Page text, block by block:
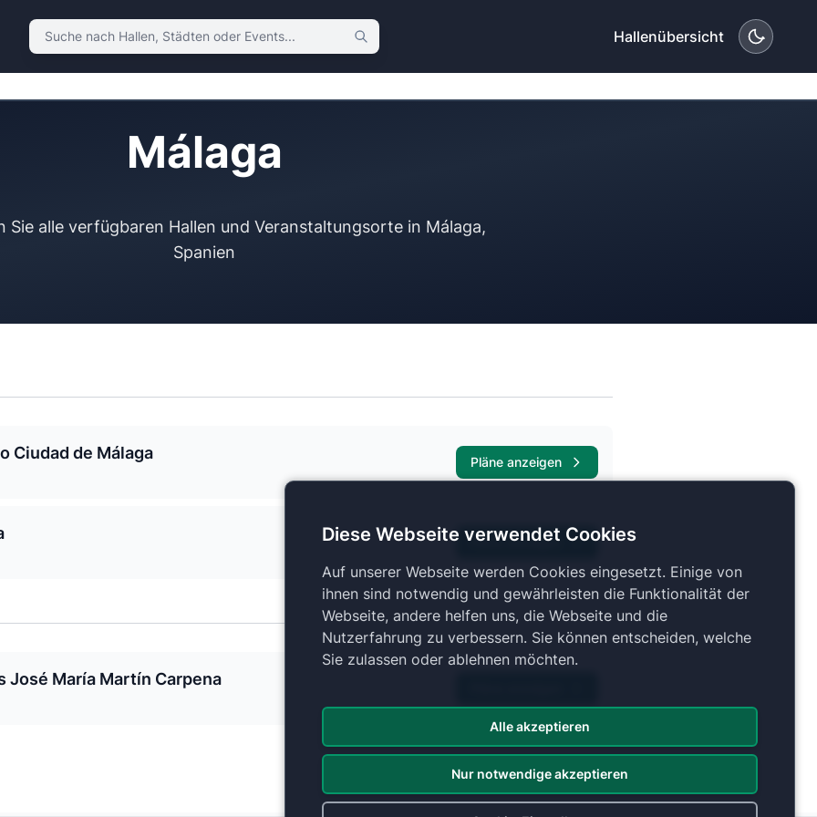
Suche nach Hallen, Städten oder Events
Hallenübersicht
Málaga
Sie alle verfügbaren Hallen und Veranstaltungsorte in Málaga,
Ciudad de Málaga Pläne anzeigen
Pläne anzeigen
José María Martín Carpena
Diese Webseite verwendet Cookies
Auf unserer Webseite werden Cookies eingesetzt. Einige von
ihnen sind notwendig und gewährleisten die Funktionalität der
Webseite, andere helfen uns, die Webseite und die
Nutzerfahrung zu verbessern. Sie können entscheiden, welche
Sie zulassen oder ablehnen möchten.
Alle akzeptieren
Nur notwendige akzeptieren